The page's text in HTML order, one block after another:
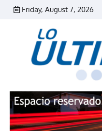
Skip
Friday, August 7, 2026